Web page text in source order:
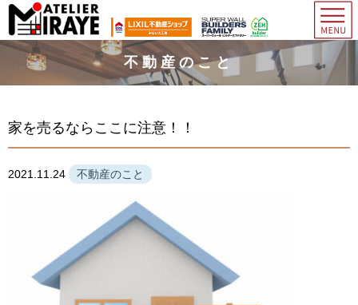
不動産のこと
家を売るならここに注意！！
2021.11.24 不動産のこと